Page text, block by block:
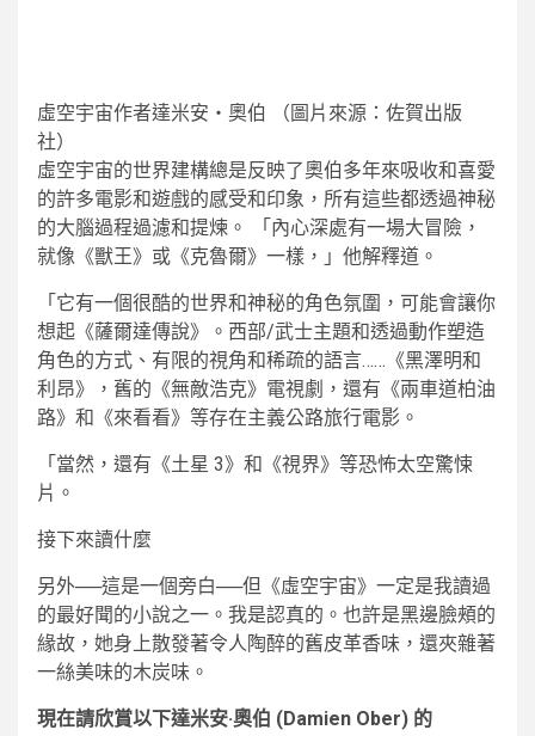
虛空宇宙作者達米安‧奧伯
（圖片來源：佐賀出版
社）
虛空宇宙的世界建構總是反映了奧伯多年來吸收和喜愛
的許多電影和遊戲的感受和印象，所有這些都透過神秘
的大腦過程過濾和提煉。 「內心深處有一場大冒險，
就像《獸王》或《克魯爾》一樣，」他解釋道。
「它有一個很酷的世界和神秘的角色氛圍，可能會讓你
想起《薩爾達傳說》。西部/武士主題和透過動作塑造
角色的方式、有限的視角和稀疏的語言……《黑澤明和
利昂》，舊的《無敵浩克》電視劇，還有《兩車道柏油
路》和《來看看》等存在主義公路旅行電影。
「當然，還有《土星 3》和《視界》等恐怖太空驚悚
片。
接下來讀什麼
另外──這是一個旁白──但《虛空宇宙》一定是我讀過
的最好聞的小說之一。我是認真的。也許是黑邊臉頰的
緣故，她身上散發著令人陶醉的舊皮革香味，還夾雜著
一絲美味的木炭味。
現在請欣賞以下達米安·奧伯 (Damien Ober) 的